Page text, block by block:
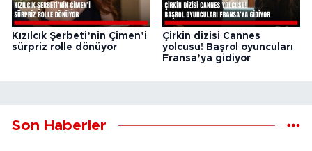
Kızılcık Şerbeti’nin Çimen’i
sürpriz rolle dönüyor
Çirkin dizisi Cannes
yolcusu! Başrol oyuncuları
Fransa’ya gidiyor
Son Haberler